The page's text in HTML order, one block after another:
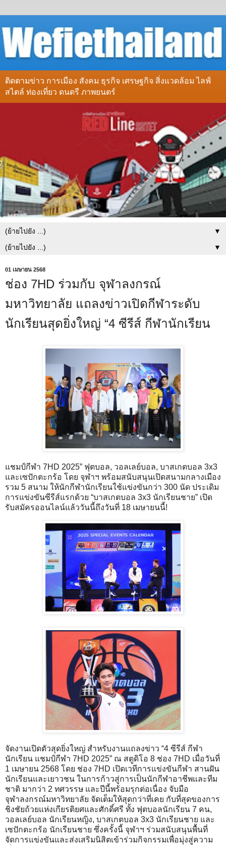
ติดตามข่าว การเมือง สังคม ธุรกิจ เศรษฐกิจ สิ่งแวดล้อม ไลฟ์
สไตล์ ท่องเที่ยว ดนตรี ภาพยนตร์
▼
▼
01 เมษายน 2568
ช่อง 7HD ร่วมกับ จุฬาลงกรณ์
มหาวิทยาลัย แถลงข่าวเปิดกีฬาระดับ
นักเรียนสุดยิ่งใหญ่ “4 ซีรีส์ กีฬานักเรียน
แชมป์กีฬา 7HD 2025” ฟุตบอล, วอลเลย์บอล, บาสเกตบอล 3x3
และเซปักตะกร้อ โดย จุฬาฯ พร้อมสนับสนุนเปิดสนามกลางเมือง
รวม 5 สนาม ให้นักกีฬานักเรียนใช้แข่งขันกว่า 300 นัด ประเดิม
การแข่งขันซีรีส์แรกด้วย “บาสเกตบอล 3x3 นักเรียนชาย” เปิด
รับสมัครออนไลน์แล้ววันนี้ถึงวันที่ 18 เมษายนนี้!
จัดงานเปิดตัวสุดยิ่งใหญ่ สำหรับงานแถลงข่าว “4 ซีรีส์ กีฬา
นักเรียน แชมป์กีฬา 7HD 2025” ณ สตูดิโอ 8 ช่อง 7HD เมื่อวันที่
1 เมษายน 2568 โดย ช่อง 7HD เปิดเวทีการแข่งขันกีฬา สานฝัน
นักเรียนและเยาวชน ในการก้าวสู่การเป็นนักกีฬาอาชีพและทีม
ชาติ มากว่า 2 ทศวรรษ และปีนี้พร้อมรุกต่อเนื่อง จับมือ
จุฬาลงกรณ์มหาวิทยาลัย จัดเต็มให้สุดกว่าที่เคย กับที่สุดของการ
ชิงชัยถ้วยแห่งเกียรติยศและศักดิ์ศรี ทั้ง ฟุตบอลนักเรียน 7 คน,
วอลเลย์บอล นักเรียนหญิง, บาสเกตบอล 3x3 นักเรียนชาย และ
เซปักตะกร้อ นักเรียนชาย ซึ่งครั้งนี้ จุฬาฯ ร่วมสนับสนุนพื้นที่
จัดการแข่งขันและส่งเสริมนิสิตเข้าร่วมกิจกรรมเพื่อมุ่งสู่ความ